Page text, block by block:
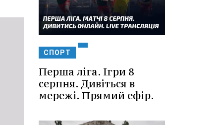
СПОРТ
Перша ліга. Ігри 8
серпня. Дивіться в
мережі. Прямий ефір.